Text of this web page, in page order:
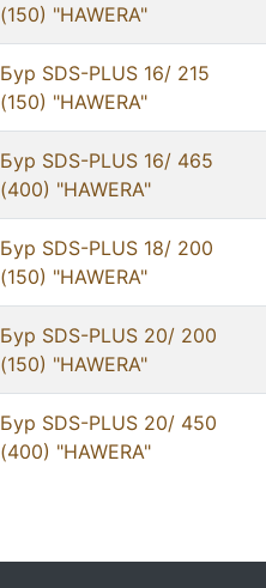
(150) "HAWERA"
Бур SDS-PLUS 16/ 215
(150) "HAWERA"
Бур SDS-PLUS 16/ 465
(400) "HAWERA"
Бур SDS-PLUS 18/ 200
(150) "HAWERA"
Бур SDS-PLUS 20/ 200
(150) "HAWERA"
Бур SDS-PLUS 20/ 450
(400) "HAWERA"